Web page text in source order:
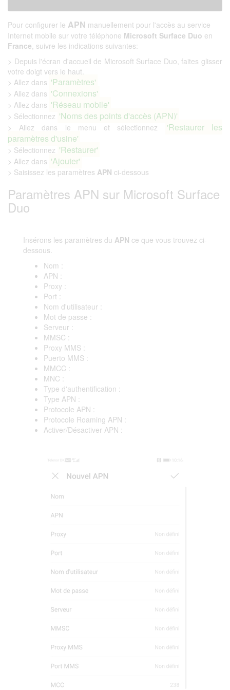
Pour configurer le APN manuellement pour l'accès au service
Internet mobile sur votre téléphone Microsoft Surface Duo en
France, suivre les indications suivantes:
> Depuis l'écran d'accueil de Microsoft Surface Duo, faites glisser
votre doigt vers le haut.
> Allez dans 'Paramètres'
> Allez dans 'Connexions'
> Allez dans 'Réseau mobile'
> Sélectionnez 'Noms des points d'accès (APN)'
> Allez dans le menu et sélectionnez
'Restaurer les
paramètres d'usine'
> Sélectionnez 'Restaurer'
> Allez dans 'Ajouter'
> Saisissez les paramètres APN ci-dessous
Paramètres APN sur Microsoft Surface
Duo
Insérons les paramètres du APN ce que vous trouvez ci-
dessous.
Nom :
APN :
Proxy :
Port :
Nom d'utilisateur :
Mot de passe :
Serveur :
MMSC :
Proxy MMS :
Puerto MMS :
MMCC :
MNC :
Type d'authentification :
Type APN :
Protocole APN :
Protocole Roaming APN :
Activer/Désactiver APN :